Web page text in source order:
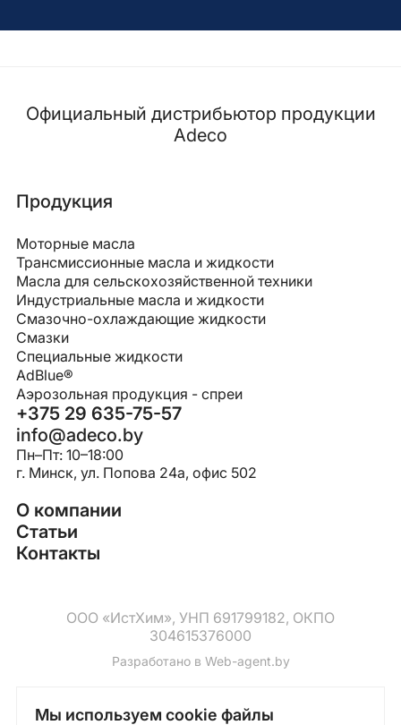
Официальный дистрибьютор продукции
Adeco
Продукция
Моторные масла
Трансмиссионные масла и жидкости
Масла для сельскохозяйственной техники
Индустриальные масла и жидкости
Смазочно-охлаждающие жидкости
Смазки
Специальные жидкости
AdBlue®
Аэрозольная продукция - спреи
+375 29 635-75-57
info@adeco.by
Пн–Пт: 10–18:00
г. Минск, ул. Попова 24a, офис 502
О компании
Статьи
Контакты
ООО «ИстХим», УНП 691799182, ОКПО
304615376000
Разработано в Web-agent.by
Мы используем cookie файлы